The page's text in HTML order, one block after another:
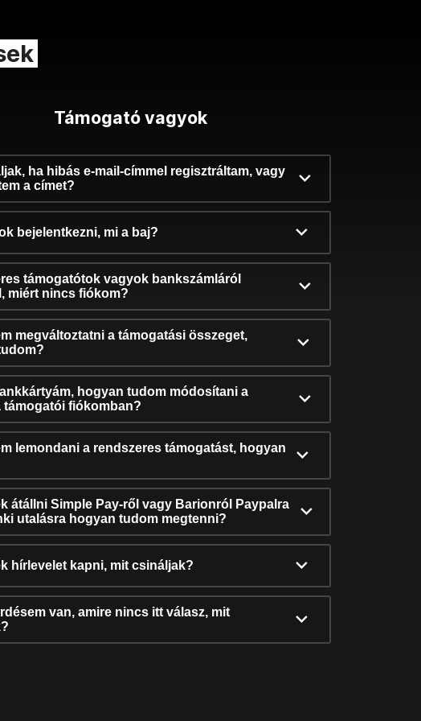
Támogató vagyok
ha hibás e-mail-címmel regisztráltam, vagy
a címet?
bejelentkezni, mi a baj?
támogatótok vagyok bankszámláról
miért nincs fiókom?
megváltoztatni a támogatási összeget,
hogyan tudom módosítani a
támogatói fiókomban?
lemondani a rendszeres támogatást, hogyan
átállni Simple Pay-ről vagy Barionról Paypalra
utalásra hogyan tudom megtenni?
hírlevelet kapni, mit csináljak?
van, amire nincs itt válasz, mit